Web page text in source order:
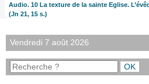
Audio. 10 La texture de la sainte Eglise.
(Jn 21, 15 s.)
Vendredi 7 août 2026